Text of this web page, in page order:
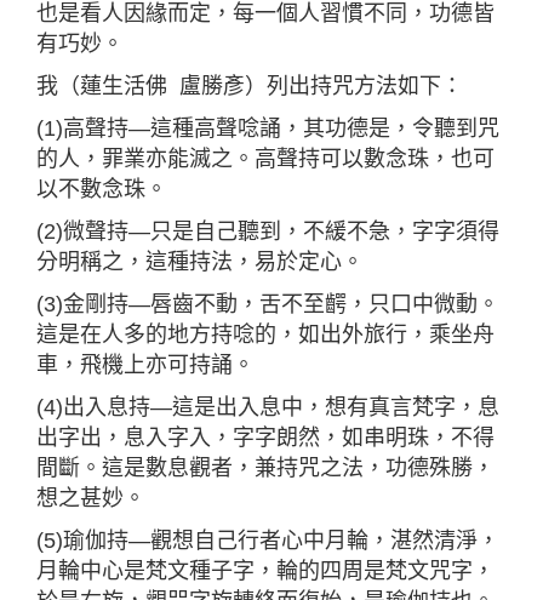
也是看人因緣而定，每一個人習慣不同，功德皆
有巧妙。
我（蓮生活佛 盧勝彥）列出持咒方法如下：
(1)高聲持—這種高聲唸誦，其功德是，令聽到咒
的人，罪業亦能滅之。高聲持可以數念珠，也可
以不數念珠。
(2)微聲持—只是自己聽到，不緩不急，字字須得
分明稱之，這種持法，易於定心。
(3)金剛持—唇齒不動，舌不至齶，只口中微動。
這是在人多的地方持唸的，如出外旅行，乘坐舟
車，飛機上亦可持誦。
(4)出入息持—這是出入息中，想有真言梵字，息
出字出，息入字入，字字朗然，如串明珠，不得
間斷。這是數息觀者，兼持咒之法，功德殊勝，
想之甚妙。
(5)瑜伽持—觀想自己行者心中月輪，湛然清淨，
月輪中心是梵文種子字，輪的四周是梵文咒字，